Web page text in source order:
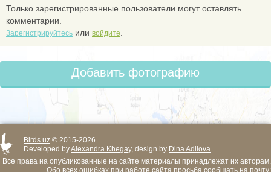
Только зарегистрированные пользователи могут оставлять
комментарии.
Зарегистрируйтесь или войдите
Добавить фотографию
Birds.uz © 2015-2026
Developed byAlexandra Khegay, design by Dina Adilova
Все права на опубликованные на сайте материалы принадлежат их авторам.
Обо всех ошибках при работе сайта просьба сообщать на почту: